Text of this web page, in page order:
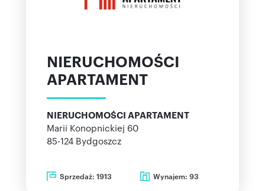
NIERUCHOMOŚCI
APARTAMENT
NIERUCHOMOŚCI APARTAMENT
Marii Konopnickiej 60
85-124 Bydgoszcz
Sprzedaż: 1913 Wynajem: 93